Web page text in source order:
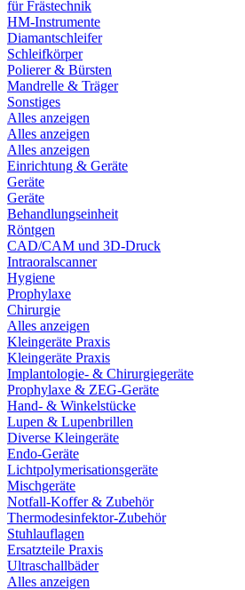
für Frästechnik
HM-Instrumente
Diamantschleifer
Schleifkörper
Polierer & Bürsten
Mandrelle & Träger
Sonstiges
Alles anzeigen
Alles anzeigen
Alles anzeigen
Einrichtung & Geräte
Geräte
Geräte
Behandlungseinheit
Röntgen
CAD/CAM und 3D-Druck
Intraoralscanner
Hygiene
Prophylaxe
Chirurgie
Alles anzeigen
Kleingeräte Praxis
Kleingeräte Praxis
Implantologie- & Chirurgiegeräte
Prophylaxe & ZEG-Geräte
Hand- & Winkelstücke
Lupen & Lupenbrillen
Diverse Kleingeräte
Endo-Geräte
Lichtpolymerisationsgeräte
Mischgeräte
Notfall-Koffer & Zubehör
Thermodesinfektor-Zubehör
Stuhlauflagen
Ersatzteile Praxis
Ultraschallbäder
Alles anzeigen